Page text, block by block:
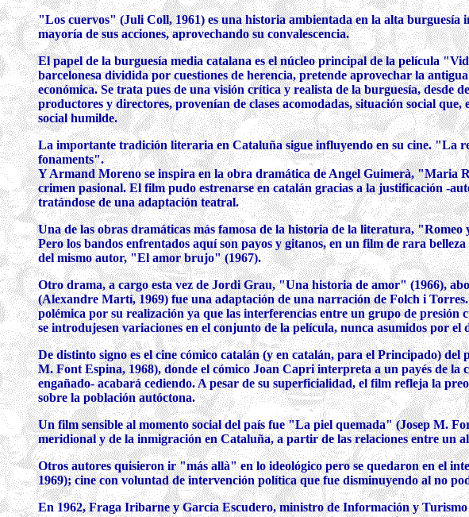
"Los cuervos" (Juli Coll, 1961) es una historia ambientada en la alta
mayoría de sus acciones, aprovechando su convalescencia.
El papel de la burguesía media catalana es el núcleo principal de la película
barcelonesa dividida por cuestiones de herencia, pretende aprovechar la
económica. Se trata pues de una visión crítica y realista de la burguesía,
productores y directores, provenían de clases acomodadas, situación social
social humilde.
La importante tradición literaria en Cataluña sigue influyendo en su cine. "La
fonaments".
Y Armand Moreno se inspira en la obra dramática de Angel Guimerà,
crimen pasional. El film pudo estrenarse en catalán gracias a la justificación -
tratándose de una adaptación teatral.
Una de las obras dramáticas más famosa de la historia de la literatura,
Pero los bandos enfrentados aquí son payos y gitanos, en un film de rara
del mismo autor, "El amor brujo" (1967).
Otro drama, a cargo esta vez de Jordi Grau, "Una historia de amor" (1966),
(Alexandre Martí, 1969) fue una adaptación de una narración de Folch i
polémica por su realización ya que las interferencias entre un grupo de
se introdujesen variaciones en el conjunto de la película, nunca asumidos por el
De distinto signo es el cine cómico catalán (y en catalán, para el Principado)
M. Font Espina, 1968), donde el cómico Joan Capri interpreta a un payés de la
engañado- acabará cediendo. A pesar de su superficialidad, el film refleja la
sobre la población autóctona.
Un film sensible al momento social del país fue "La piel quemada" (Josep M.
meridional y de la inmigración en Cataluña, a partir de las relaciones entre un
Otros autores quisieron ir "más allà" en lo ideológico pero se quedaron en el
1969); cine con voluntad de intervención política que fue disminuyendo al no
En 1962, Fraga Iribarne y García Escudero, ministro de Información y